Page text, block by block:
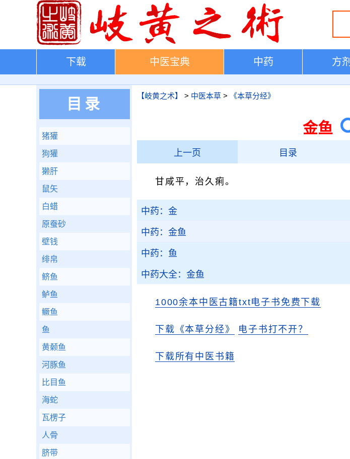
下载 中医宝典 中药 方剂
【岐黄之术】 > 中医本草 > 《本草分经》
金鱼
上一页 目录
甘咸平，治久痢。
中药：金
中药：金鱼
中药：鱼
中药大全：金鱼
1000余本中医古籍txt电子书免费下载
下载《本草分经》 电子书打不开？
下载所有中医书籍
目录
猪獾
狗獾
獭肝
鼠矢
白蜡
原蚕砂
壁钱
绯帛
鲚鱼
鲈鱼
鳜鱼
鱼
黄颡鱼
河豚鱼
比目鱼
海蛇
瓦楞子
人骨
脐带